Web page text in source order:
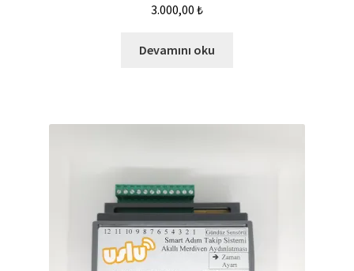
3.000,00 ₺
Devamını oku